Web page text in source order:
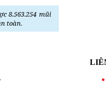
8.563.254 mũi
toàn.